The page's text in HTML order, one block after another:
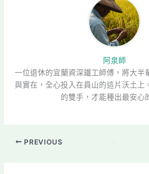
阿泉師
一位退休的宜蘭資深鐵工師傅，將大半
與實在，全心投入在員山的這片沃土上
的雙手，才能種出最安心
PREVIOUS